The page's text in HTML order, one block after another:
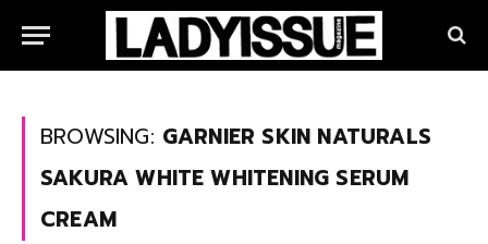
BROWSING: GARNIER SKIN NATURALS
SAKURA WHITE WHITENING SERUM
CREAM